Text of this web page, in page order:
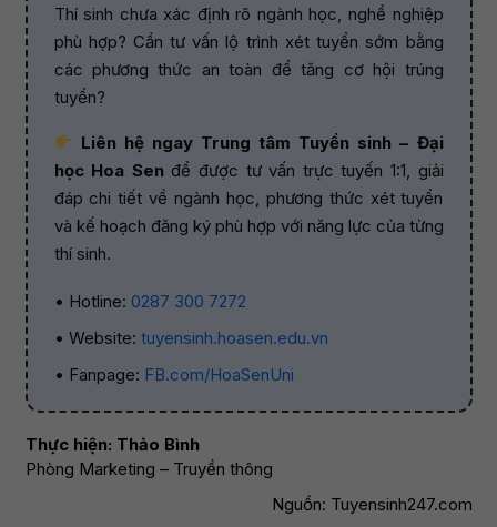
Thí sinh chưa xác định rõ ngành học, nghề nghiệp
phù hợp? Cần tư vấn lộ trình xét tuyển sớm bằng
các phương thức an toàn để tăng cơ hội trúng
tuyển?
Liên hệ ngay Trung tâm Tuyển sinh – Đại
học Hoa Sen để được tư vấn trực tuyến 1:1, giải
đáp chi tiết về ngành học, phương thức xét tuyển
và kế hoạch đăng ký phù hợp với năng lực của từng
thí sinh.
• Hotline: 0287 300 7272
• Website: tuyensinh.hoasen.edu.vn
• Fanpage: FB.com/HoaSenUni
Thực hiện: Thảo Bình
Phòng Marketing – Truyền thông
Nguồn: Tuyensinh247.com